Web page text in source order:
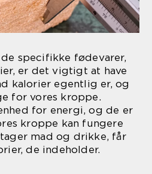
specifikke fødevarer,
er det vigtigt at have
kalorier egentlig er, og
for vores kroppe.
for energi, og de er
kroppe kan fungere
mad og drikke, får
de indeholder.